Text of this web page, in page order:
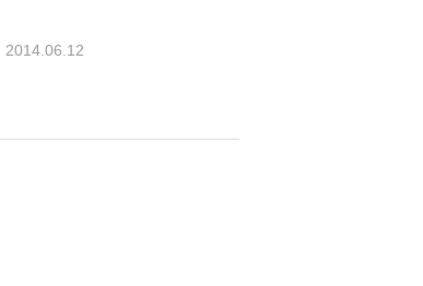
2014.06.12